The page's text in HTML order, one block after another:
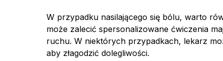
W przypadku nasilającego się bólu, warto
może zalecić spersonalizowane ćwiczenia
ruchu. W niektórych przypadkach, lekarz
aby złagodzić dolegliwości.